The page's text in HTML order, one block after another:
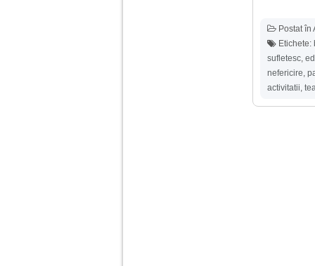
Postat în
Etichete:
sufletesc
nefericire
activitatii